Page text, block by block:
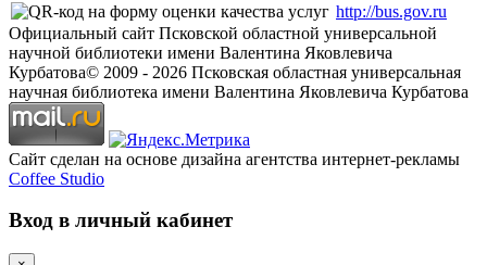
http://bus.gov.ru
Официальный сайт Псковской областной универсальной
научной библиотеки имени Валентина Яковлевича
Курбатова© 2009 - 2026 Псковская областная универсальная
научная библиотека имени Валентина Яковлевича Курбатова
Сайт сделан на основе дизайна агентства интернет-рекламы
Coffee Studio
Вход в личный кабинет